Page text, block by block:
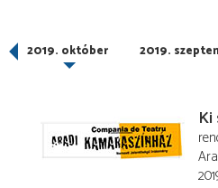
2019. október 2019.